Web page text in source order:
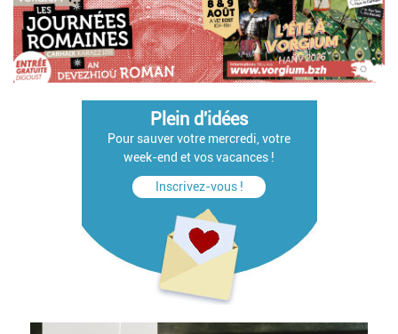
Plein d'idées
Pour sauver votre mercredi, votre
week-end et vos vacances !
Inscrivez-vous !